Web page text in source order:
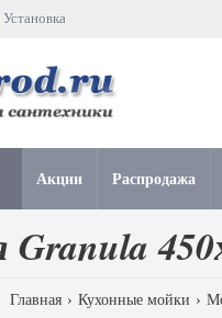
Установка
Акции Распродажа
Главная Кухонные мойки